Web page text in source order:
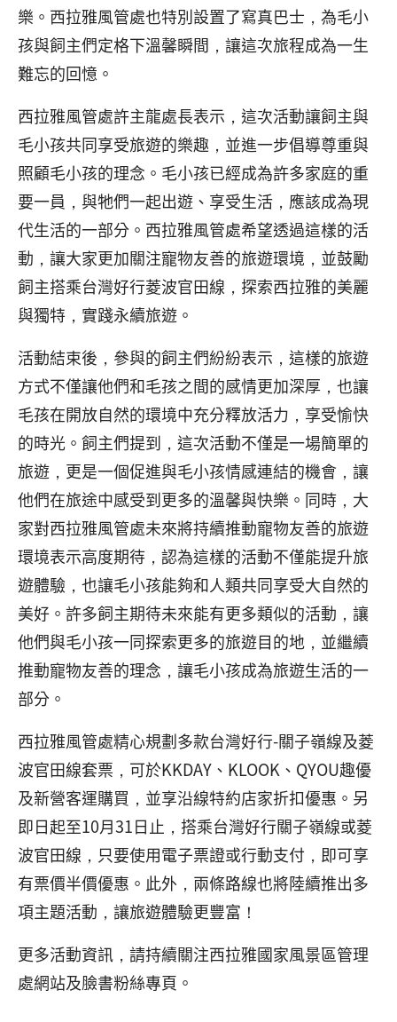
樂。西拉雅風管處也特別設置了寫真巴士，為毛小
孩與飼主們定格下溫馨瞬間，讓這次旅程成為一生
難忘的回憶。
西拉雅風管處許主龍處長表示，這次活動讓飼主與
毛小孩共同享受旅遊的樂趣，並進一步倡導尊重與
照顧毛小孩的理念。毛小孩已經成為許多家庭的重
要一員，與牠們一起出遊、享受生活，應該成為現
代生活的一部分。西拉雅風管處希望透過這樣的活
動，讓大家更加關注寵物友善的旅遊環境，並鼓勵
飼主搭乘台灣好行菱波官田線，探索西拉雅的美麗
與獨特，實踐永續旅遊。
活動結束後，參與的飼主們紛紛表示，這樣的旅遊
方式不僅讓他們和毛孩之間的感情更加深厚，也讓
毛孩在開放自然的環境中充分釋放活力，享受愉快
的時光。飼主們提到，這次活動不僅是一場簡單的
旅遊，更是一個促進與毛小孩情感連結的機會，讓
他們在旅途中感受到更多的溫馨與快樂。同時，大
家對西拉雅風管處未來將持續推動寵物友善的旅遊
環境表示高度期待，認為這樣的活動不僅能提升旅
遊體驗，也讓毛小孩能夠和人類共同享受大自然的
美好。許多飼主期待未來能有更多類似的活動，讓
他們與毛小孩一同探索更多的旅遊目的地，並繼續
推動寵物友善的理念，讓毛小孩成為旅遊生活的一
部分。
西拉雅風管處精心規劃多款台灣好行-關子嶺線及菱
波官田線套票，可於KKDAY、KLOOK、QYOU趣優
及新營客運購買，並享沿線特約店家折扣優惠。另
即日起至10月31日止，搭乘台灣好行關子嶺線或菱
波官田線，只要使用電子票證或行動支付，即可享
有票價半價優惠。此外，兩條路線也將陸續推出多
項主題活動，讓旅遊體驗更豐富！
更多活動資訊，請持續關注西拉雅國家風景區管理
處網站及臉書粉絲專頁。